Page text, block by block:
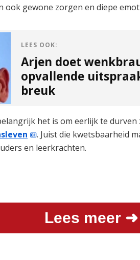
gewone zorgen en diepe
LEES OOK:
Arjen doet
opvallende
breuk
het is om eerlijk te
. Juist die kwetsbaarheid
en leerkrachten.
Lees meer ➜